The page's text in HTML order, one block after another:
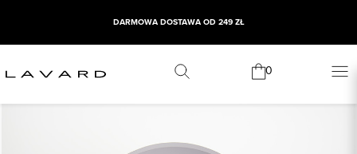
DARMOWA DOSTAWA OD 249 ZŁ
0